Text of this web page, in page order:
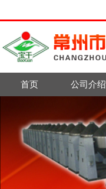
首页 公司介绍